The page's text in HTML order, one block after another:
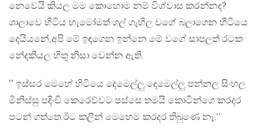
නෙවෙයි කියල මම කොහොම නම් විශ්වාස කරන්නද?
ශාලාවෙ හිටිය හැමෝමත් ගල් ගැහිල වගේ බලාගෙන හිටියෙ
දෙයියනේ,අපි මේ ඉඳගෙන ඉන්නෙ මේ වගේ සාපලත් රටක
නේදකියල හිතූ නිසා වෙන්න ඇති.
‛‛ ඉස්සර මෙහේ හිටියෙ දෙමෙල්ලු.දෙමෙල්ලු පන්නල සිංහල
මිනිස්සු පදිංචි කෙරෙව්වට පස්සෙ තමයි කොටින්ගෙ කරදර
පටන් ගත්තෙ.ඊට කලින් මෙහෙම කරදර තිබුණෙ නෑ.’’